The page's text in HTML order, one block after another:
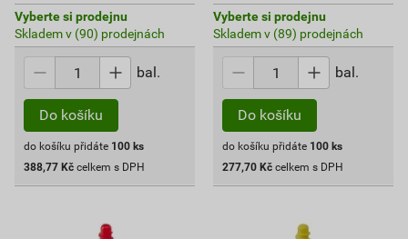
Vyberte si prodejnu
Skladem v (90) prodejnách
bal.
Do košíku
do košíku přidáte 100 ks
388,77 Kč celkem s DPH
Vyberte si prodejnu
Skladem v (89) prodejnách
bal.
Do košíku
do košíku přidáte 100 ks
277,70 Kč celkem s DPH